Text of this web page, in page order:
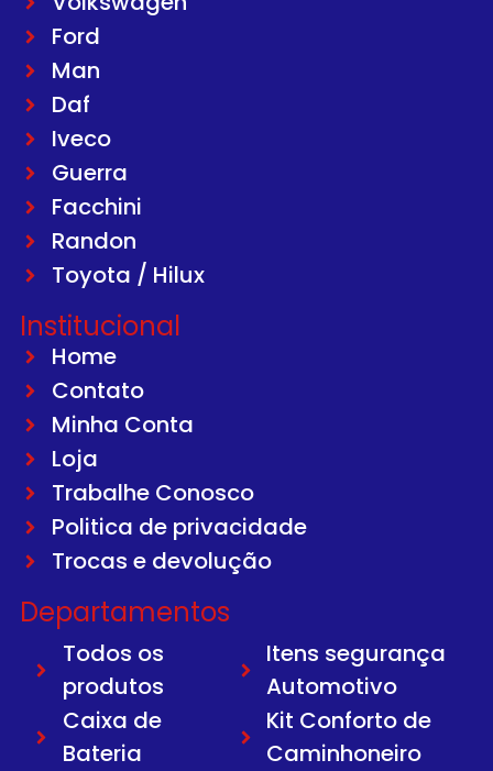
Ford
Man
Daf
Iveco
Guerra
Facchini
Randon
Toyota / Hilux
Institucional
Home
Contato
Minha Conta
Loja
Trabalhe Conosco
Politica de privacidade
Trocas e devolução
Departamentos
Todos os
produtos
Caixa de
Bateria
Itens segurança
Automotivo
Kit Conforto de
Caminhoneiro